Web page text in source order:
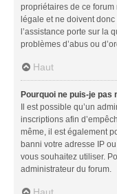
propriétaires de ce forum
légale et ne doivent
l’assistance porte sur la
problèmes d’abus ou
Haut
Pourquoi ne puis-je pas
Il est possible qu’un
inscriptions afin
même, il est également
banni votre adresse IP
vous souhaitez utiliser.
administrateur du forum.
Haut